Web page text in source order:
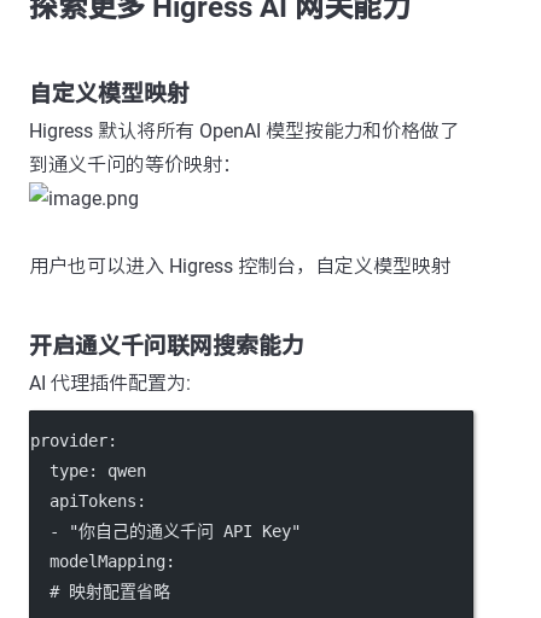
探索更多 Higress AI 网关能力
自定义模型映射
Higress 默认将所有 OpenAI 模型按能力和价格做了
到通义千问的等价映射：
用户也可以进入 Higress 控制台，自定义模型映射
开启通义千问联网搜索能力
AI 代理插件配置为:
provider:
type: qwen
apiTokens :
  -
"你自己的通义千问 API Key"
modelMapping:
# 映射配置省略